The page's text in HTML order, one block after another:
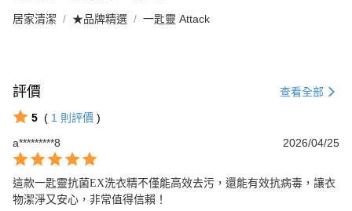
居家清潔 ★品牌精選 一匙靈 Attack
評價 查看全部
5 ( 1 則評價 )
a*********8
2026/04/25
這款一匙靈抗菌EX洗衣精不僅能高效去污，還能有效抗病毒，讓衣
物潔淨又安心，非常值得信賴！